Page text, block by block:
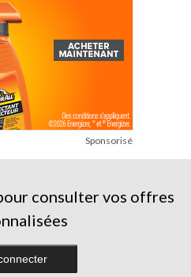
Sponsorisé
consulter vos offres